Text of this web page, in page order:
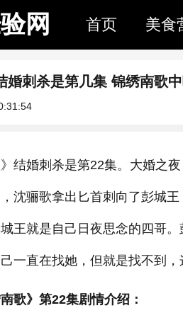
网 首页 美食
婚刺杀是第几集 锦绣南歌
》结婚刺杀是第22集。大婚之
沈骊歌拿出匕首刺向了彭城
王就是自己日夜思念的四哥
一直在找她，但就是找不到，
》第22集剧情介绍：